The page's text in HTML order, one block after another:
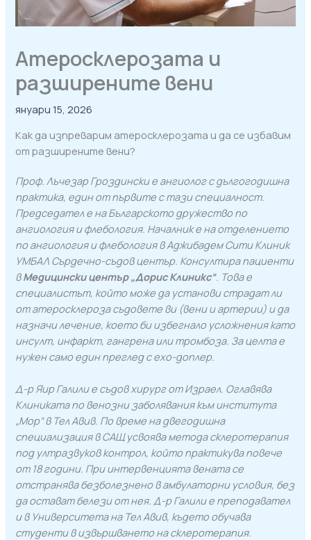
Атеросклерозата и
разширените вени
януари 15, 2026
Как да изпреварим атеросклерозата и да се избавим
от разширените вени?
Проф. Лъчезар Гроздински е ангиолог с дългогодишна
практика, един от първите с тази специалност.
Председател е на Българското дружество по
ангиология и флебология. Началник е на отделението
по ангиология и флебология в Аджибадем Сити Клиник
УМБАЛ Сърдечно-съдов център. Консултира пациенти
вМедицински център „Дорис Клиникс“. Това е
специалистът, който може да установи страдат ли
от атеросклероза съдовете ви (вени и артерии) и да
назначи лечение, което би избегнало усложнения като
инсулт, инфаркт, гангрена или тромбоза. За целта е
нужен само един преглед с ехо-доплер.
Д-р Яир Галили е съдов хирург от Израел. Оглавява
Клиниката по венозни заболявания към института
„Мор“ в Тел Авив. По време на двегодишна
специализация в САЩ усвоява метода склеротерапия
под ултразвуков контрол, който практикува повече
от 18 години. При интервенцията вената се
отстранява безболезнено в амбулаторни условия, без
да остават белези от нея. Д-р Галили е преподавател
и в Университета на Тел Авив, където обучава
студенти в извършването на склеротерапия.